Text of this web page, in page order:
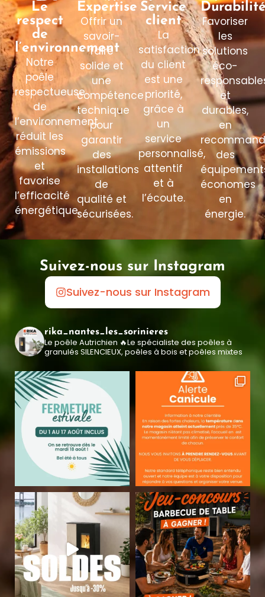
Le
respect
de
l’environnement
Notre
poêle
respectueuse
de
l’environnement
réduit les
émissions
et
favorise
l’efficacité
énergétique.
Expertise
Offrir un
savoir-
faire
solide et
une
compétence
technique
pour
garantir
des
installations
de
qualité et
sécurisées.
Service
client
La
satisfaction
du client
est une
priorité,
grâce à
un
service
personnalisé,
attentif
et à
l’écoute.
Favoriser
les
solutions
éco-
et
durables,
en
des
économes
en
énergie.
Suivez-nous sur Instagram
Suivez-nous sur Instagram
rika_nantes_les_sorinieres
Le poêle Autrichien 🔥Le spécialiste des poêles à
granulés SILENCIEUX, poêles à bois et poêles mixtes